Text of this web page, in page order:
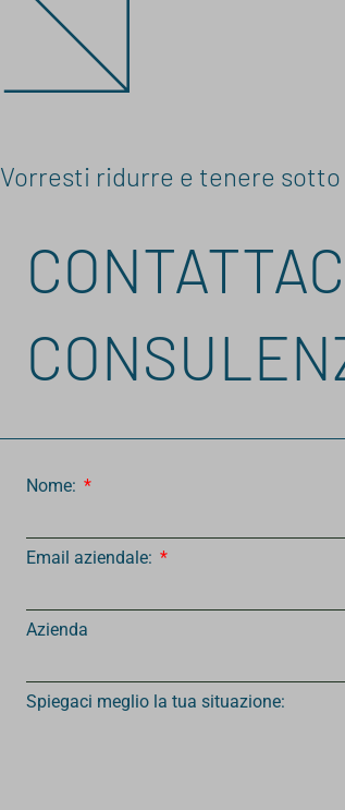
Vorresti ridurre e tenere
Nome:
Email aziendale:
Azienda
Spiegaci meglio la tua situazione: